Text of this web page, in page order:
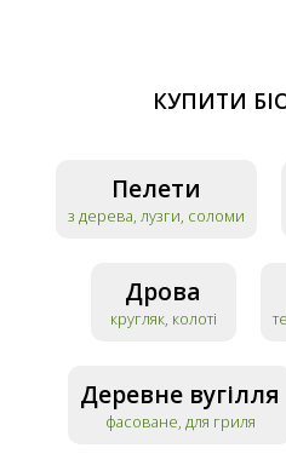
КУПИТИ
Пелети
з дерева, лузги, соломи
Дрова
кругляк, колоті
Деревне вугілля
фасоване, для гриля